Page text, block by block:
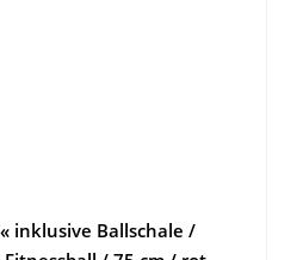
inklusive Ballschale /